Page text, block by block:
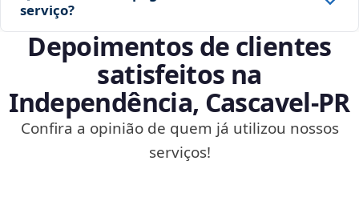
serviço?
Depoimentos de clientes
satisfeitos na
Independência, Cascavel‑PR
Confira a opinião de quem já utilizou nossos
serviços!